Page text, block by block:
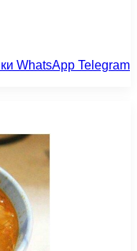
WhatsApp Telegram